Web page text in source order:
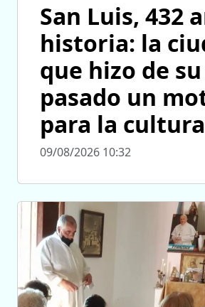
San Luis, 432
historia: la
que hizo de su
pasado un
para la cultura
09/08/2026 10:32